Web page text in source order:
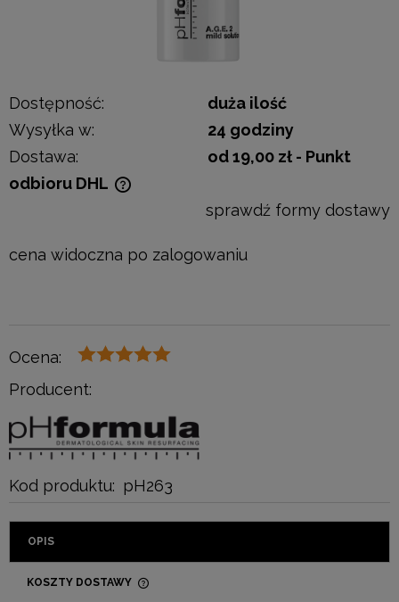
Dostępność:
duża ilość
Wysyłka w:
24 godziny
Dostawa:
od 19,00 zł - Punkt
odbioru DHL
sprawdź formy dostawy
cena widoczna po zalogowaniu
Ocena:
Producent:
Kod produktu: pH263
OPIS
KOSZTY DOSTAWY